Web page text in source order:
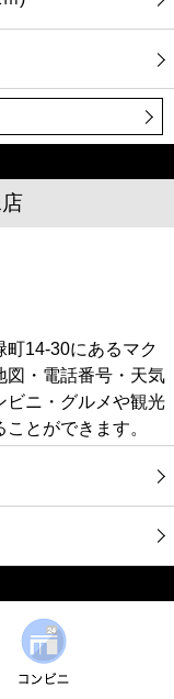
町14-30にあるマク
図・電話番号・天気
ビニ・グルメや観光
とができます。